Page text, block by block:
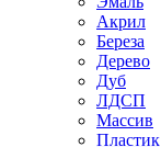
Акрил
Береза
Дерево
Дуб
ЛДСП
Массив
Пластик